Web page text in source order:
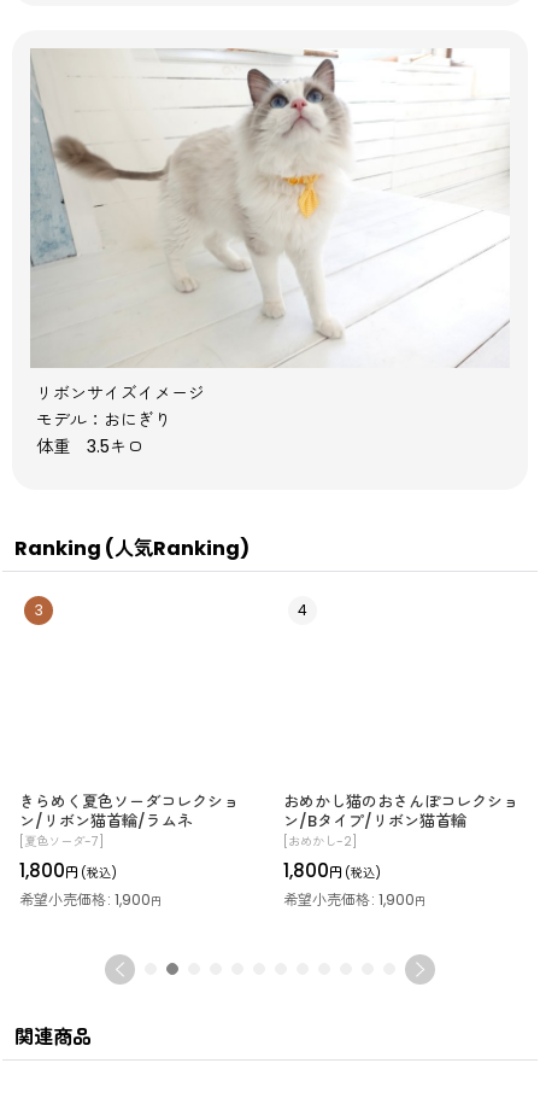
リボンサイズイメージ
モデル：おにぎり
体重 3.5キロ
Ranking (人気Ranking)
3
きらめく夏色ソーダコレクショ
ン/リボン猫首輪/ラムネ
夏色ソーダ-7
1,800円 (税込)
希望小売価格: 1,900円
4
おめかし猫のおさんぽコレクショ
ン/Bタイプ/リボン猫首輪
おめかし-2
1,800円 (税込)
希望小売価格: 1,900円
関連商品